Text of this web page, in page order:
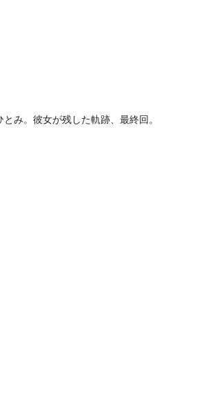
み。彼女が残した軌跡、最終回。